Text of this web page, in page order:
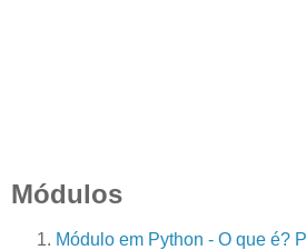
Módulos
Módulo em Python - O que é?